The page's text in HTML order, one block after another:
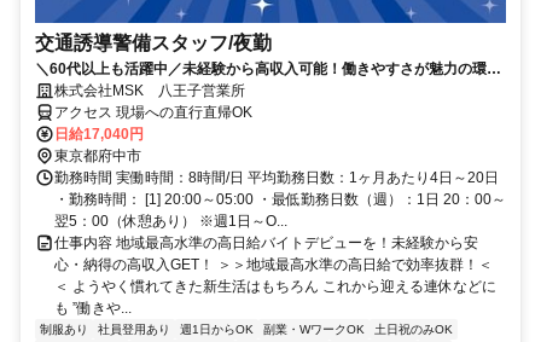
交通誘導警備スタッフ/夜勤
＼60代以上も活躍中／未経験から高収入可能！働きやすさが魅力の環境
で警備員デビューをしませんか！【月収34万円以上可能！日払いも
OK！】勤務3日前迄シフト申請が可能です！週1日～・短期もOK！あな
たのライフスタイルに合わせてお仕事しませんか！未経験者大歓迎！年
代幅広く活躍しています。
株式会社MSK 八王子営業所
アクセス 現場への直行直帰OK
日給17,040円
東京都府中市
勤務時間 実働時間：8時間/日 平均勤務日数：1ヶ月あたり4日～20日
・勤務時間： [1] 20:00～05:00 ・最低勤務日数（週）：1日 20：00～
翌5：00（休憩あり） ※週1日～O...
仕事内容 地域最高水準の高日給バイトデビューを！未経験から安
心・納得の高収入GET！ ＞＞地域最高水準の高日給で効率抜群！＜
＜ ようやく慣れてきた新生活はもちろん これから迎える連休などに
も ”働きや...
制服あり 社員登用あり 週1日からOK 副業・WワークOK
土日祝のみOK